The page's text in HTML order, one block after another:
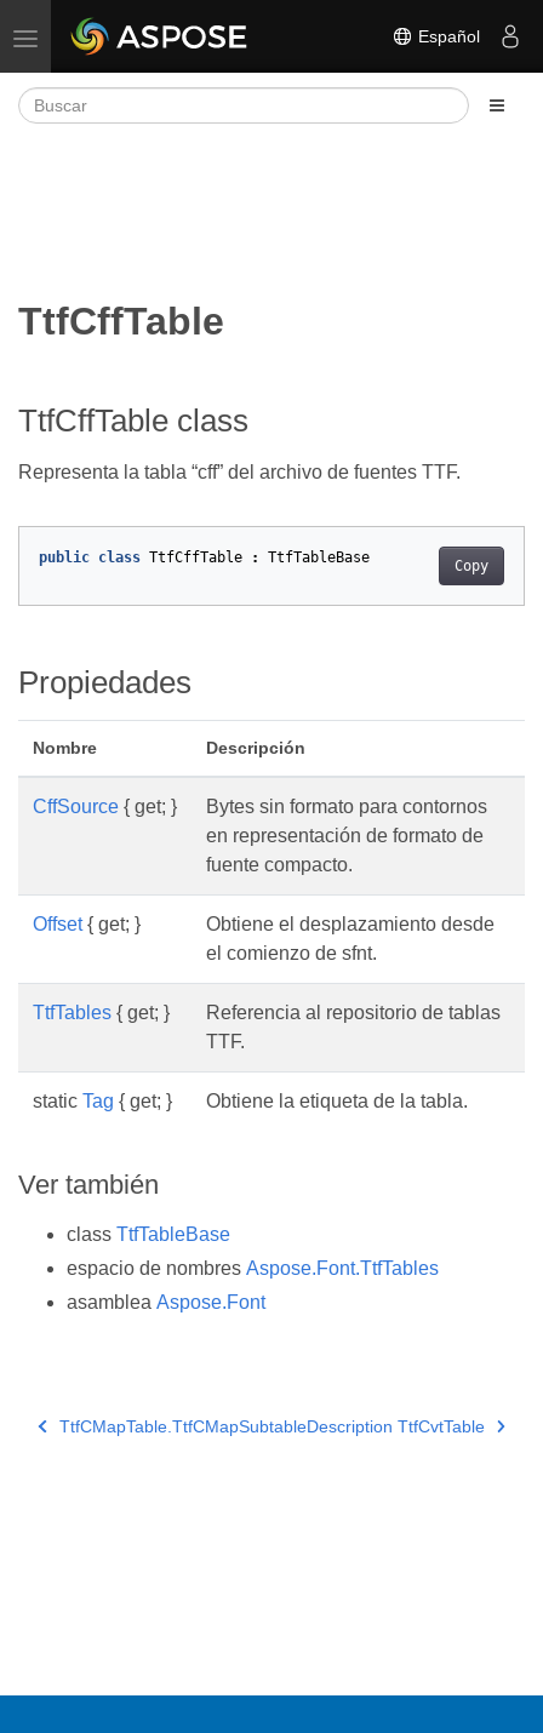
Alternar navegación Español
TtfCffTable
TtfCffTable class
Representa la tabla “cff” del archivo de fuentes TTF.
Copy
public class TtfCffTable : TtfTableBase
Propiedades
Nombre Descripción
CffSource { get; }
Bytes sin formato para contornos
en representación de formato de
fuente compacto.
Offset{ get; }
Obtiene el desplazamiento desde
el comienzo de sfnt.
TtfTables { get; }
Referencia al repositorio de tablas
TTF.
static Tag { get; } Obtiene la etiqueta de la tabla.
Ver también
class TtfTableBase
espacio de nombres Aspose.Font.TtfTables
asamblea Aspose.Font
TtfCMapTable.TtfCMapSubtableDescription TtfCvtTable